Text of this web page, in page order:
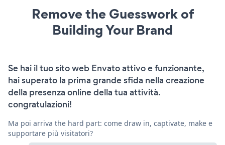
Remove the Guesswork of
Building Your Brand
Se hai il tuo sito web Envato attivo e funzionante,
hai superato la prima grande sfida nella creazione
della presenza online della tua attività.
congratulazioni!
Ma poi arriva the hard part: come draw in, captivate, make e
supportare più visitatori?